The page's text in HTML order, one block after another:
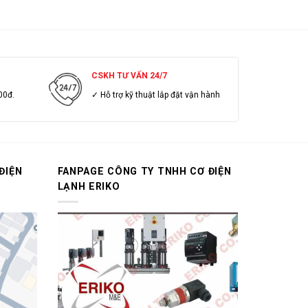
CSKH TƯ VẤN 24/7
✓ Hỗ trợ kỹ thuật lắp đặt vận hành
FANPAGE CÔNG TY TNHH CƠ ĐIỆN
LẠNH ERIKO